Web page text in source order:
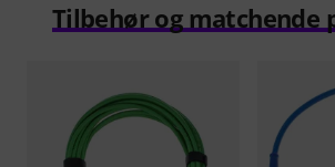
Tilbehør og matchende